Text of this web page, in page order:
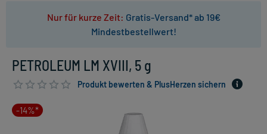
Nur für kurze Zeit: Gratis-Versand* ab 19€
Mindestbestellwert!
PETROLEUM LM XVIII, 5 g
Produkt bewerten & PlusHerzen sichern
-14%*